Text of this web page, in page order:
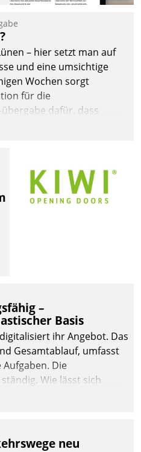
– hier setzt man auf
und eine umsichtige
Wochen sorgt
für die
dafür, dass
und, so es sein muss,
–
Basis
ihr Angebot. Das
Gesamtablauf, umfasst
Die
Wie lässt sich
und zugleich Freiraum
neu